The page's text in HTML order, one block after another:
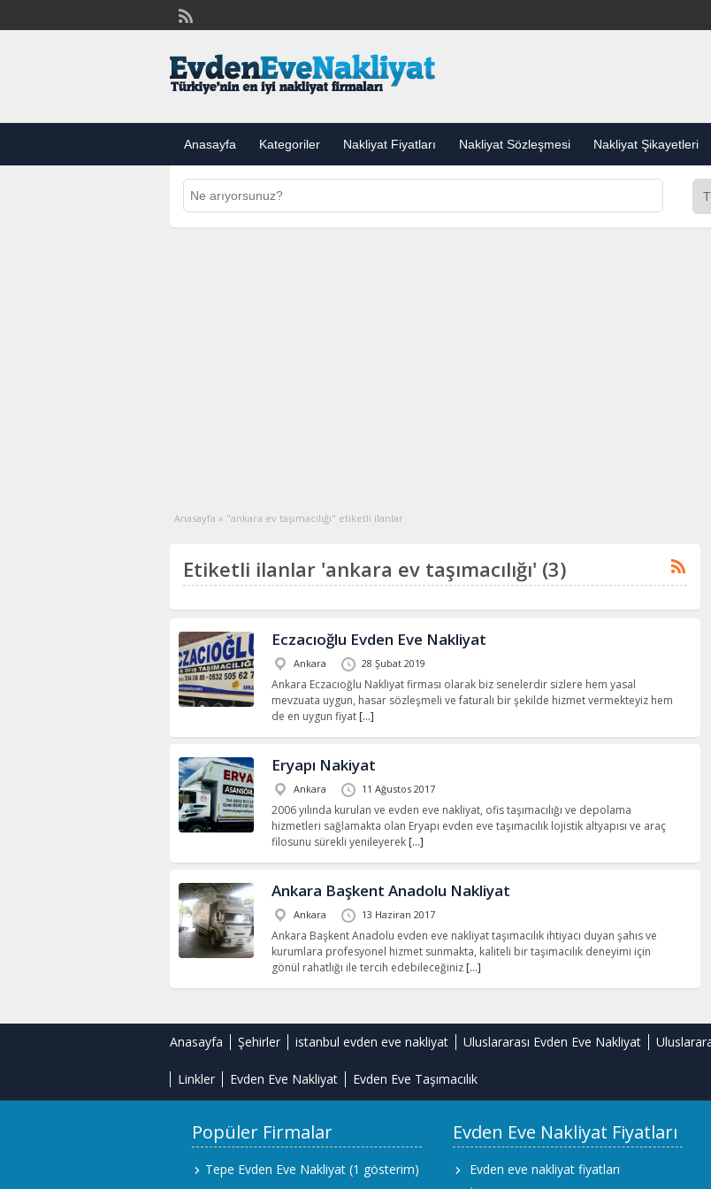
Anasayfa Kategoriler Nakliyat Fiyatları Nakliyat Sözleşmesi Nakliyat Şikayetleri
Anasayfa » "ankara ev taşımacılığı" etiketli ilanlar
Etiketli ilanlar 'ankara ev taşımacılığı' (3)
Eczacıoğlu Evden Eve Nakliyat
Ankara 28 Şubat 2019
Ankara Eczacıoğlu Nakliyat firması olarak biz senelerdir sizlere hem yasal
mevzuata uygun, hasar sözleşmeli ve faturalı bir şekilde hizmet vermekteyiz hem
de en uygun fiyat […]
Eryapı Nakiyat
Ankara 11 Ağustos 2017
2006 yılında kurulan ve evden eve nakliyat, ofis taşımacılığı ve depolama
hizmetleri sağlamakta olan Eryapı evden eve taşımacılık lojistik altyapısı ve araç
filosunu sürekli yenileyerek […]
Ankara Başkent Anadolu Nakliyat
Ankara 13 Haziran 2017
Ankara Başkent Anadolu evden eve nakliyat taşımacılık ihtiyacı duyan şahıs ve
kurumlara profesyonel hizmet sunmakta, kaliteli bir taşımacılık deneyimi için
gönül rahatlığı ile tercih edebileceğiniz […]
Anasayfa Şehirler istanbul evden eve nakliyat Uluslararası Evden Eve Nakliyat
Linkler Evden Eve Nakliyat Evden Eve Taşımacılık
Popüler Firmalar
Tepe Evden Eve Nakliyat (1 gösterim)
Evden Eve Nakliyat Fiyatları
Evden eve nakliyat fiyatları